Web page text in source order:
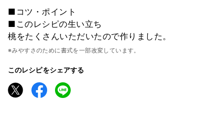
■コツ・ポイント
■このレシピの生い立ち
桃をたくさんいただいたので作りました。
※みやすさのために書式を一部改変しています。
このレシピをシェアする